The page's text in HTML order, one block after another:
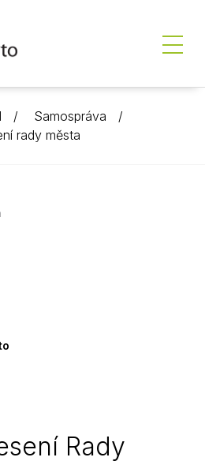
Samospráva
rady města
Rady